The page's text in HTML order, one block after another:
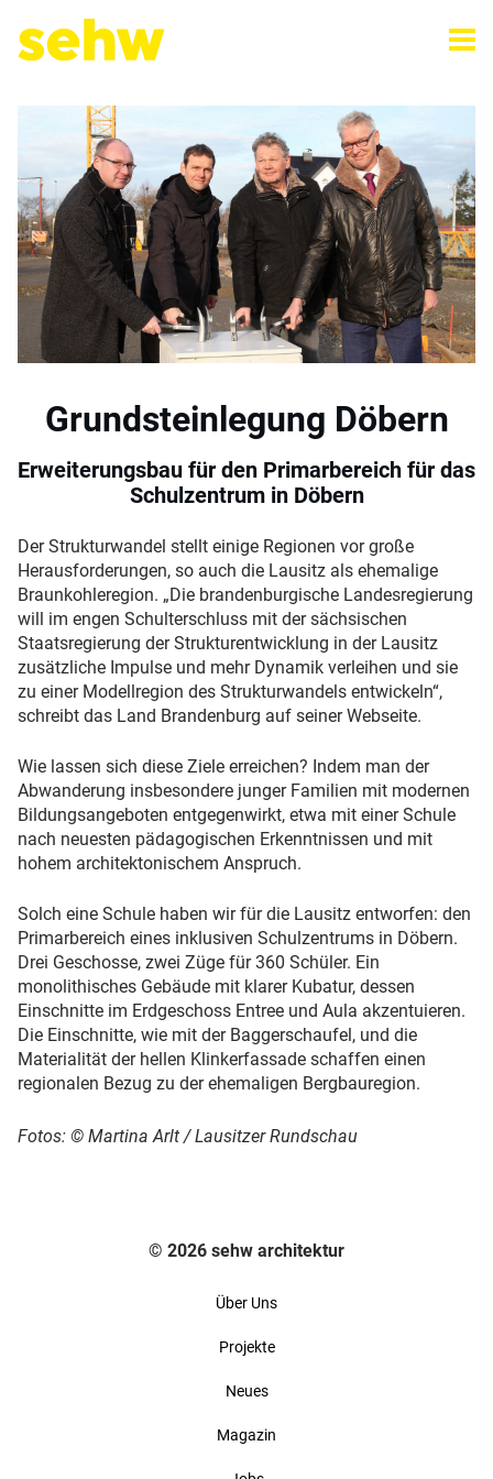
Grundsteinlegung Döbern
Erweiterungsbau für den Primarbereich für das
Schulzentrum in Döbern
Der Strukturwandel stellt einige Regionen vor große
Herausforderungen, so auch die Lausitz als ehemalige
Braunkohleregion. „Die brandenburgische Landesregierung
will im engen Schulterschluss mit der sächsischen
Staatsregierung der Strukturentwicklung in der Lausitz
zusätzliche Impulse und mehr Dynamik verleihen und sie
zu einer Modellregion des Strukturwandels entwickeln“,
schreibt das Land Brandenburg auf seiner Webseite.
Wie lassen sich diese Ziele erreichen? Indem man der
Abwanderung insbesondere junger Familien mit modernen
Bildungsangeboten entgegenwirkt, etwa mit einer Schule
nach neuesten pädagogischen Erkenntnissen und mit
hohem architektonischem Anspruch.
Solch eine Schule haben wir für die Lausitz entworfen: den
Primarbereich eines inklusiven Schulzentrums in Döbern.
Drei Geschosse, zwei Züge für 360 Schüler. Ein
monolithisches Gebäude mit klarer Kubatur, dessen
Einschnitte im Erdgeschoss Entree und Aula akzentuieren.
Die Einschnitte, wie mit der Baggerschaufel, und die
Materialität der hellen Klinkerfassade schaffen einen
regionalen Bezug zu der ehemaligen Bergbauregion.
Fotos: © Martina Arlt / Lausitzer Rundschau
© 2026 sehw architektur
Über Uns
Projekte
Neues
Magazin